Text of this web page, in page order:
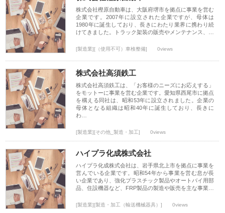
株式会社樫原自動車は、大阪府堺市を拠点に事業を営む
企業です。2007年に設立された企業ですが、母体は
1980年に誕生しており、長きにわたり業界に携わり続
けてきました。トラック架装の販売やメンテナンス、…
[製造業][（使用不可）車検整備] 0views
株式会社高須鉄工
株式会社高須鉄工は、「お客様のニーズにお応えする」
をモットーに事業を営む企業です。愛知県西尾市に拠点
を構える同社は、昭和53年に設立されました。企業の
母体となる組織は昭和40年に誕生しており、長きに
わ…
[製造業][その他_製造・加工] 0views
ハイプラ化成株式会社
ハイプラ化成株式会社は、岩手県北上市を拠点に事業を
営んでいる企業です。昭和54年から事業を営む息が長
い企業であり、強化プラスチック製品やオートバイ用部
品、住設機器など、FRP製品の製造や販売を主な事業…
[製造業][製造・加工（輸送機械器具）] 0views